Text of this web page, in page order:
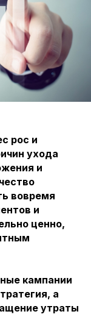
рос и
ухода
и
вовремя
и
ценно,
кампании
а
утраты